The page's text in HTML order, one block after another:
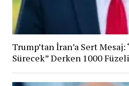
Trump’tan İran’a Sert
Sürecek” Derken 1000